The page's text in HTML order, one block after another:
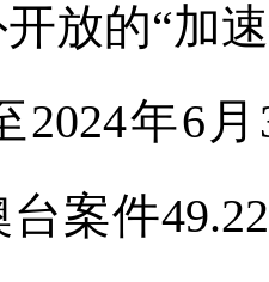
放的“加
年6
案件